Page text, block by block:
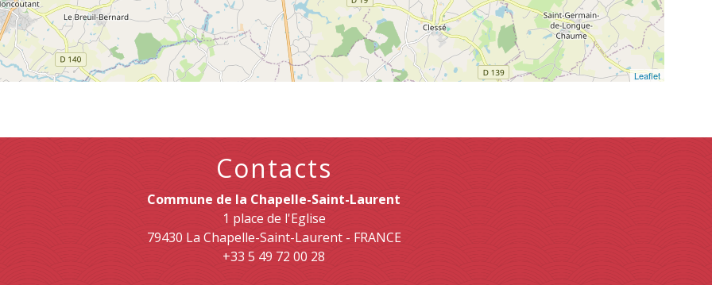
Leaflet
Contacts
Commune de la Chapelle-Saint-Laurent
1 place de l'Eglise
79430 La Chapelle-Saint-Laurent - FRANCE
+33 5 49 72 00 28